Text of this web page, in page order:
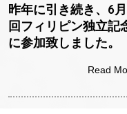
昨年に引き続き、6
回フィリピン独立記
に参加致しました。
Read